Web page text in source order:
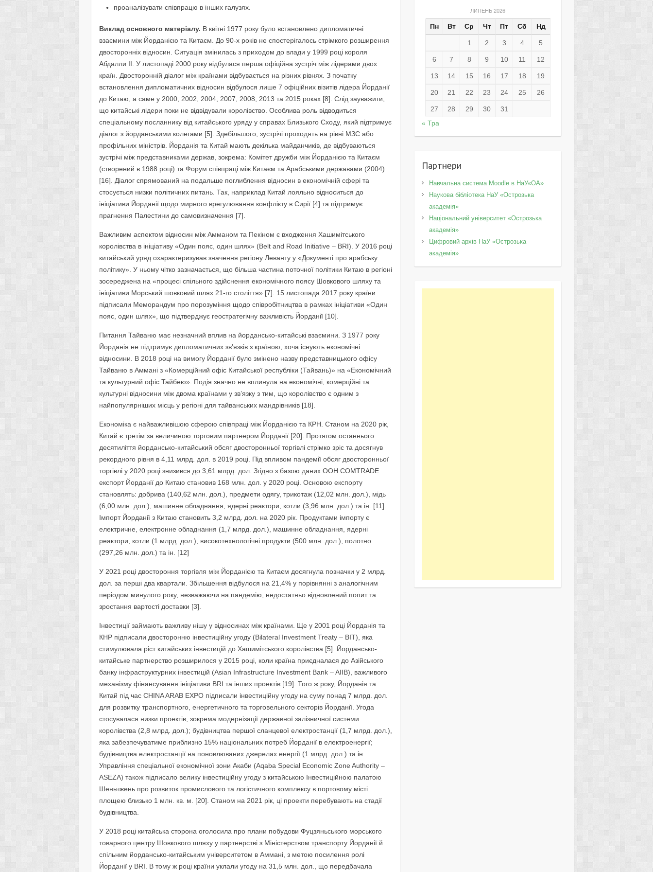
проаналізувати співпрацю в інших галузях.
Виклад основного матеріалу. В квітні 1977 року було встановлено дипломатичні
взаємини між Йорданією та Китаєм. До 90-х років не спостерігалось стрімкого розширення
двосторонніх відносин. Ситуація змінилась з приходом до влади у 1999 році короля
Абдалли II. У листопаді 2000 року відбулася перша офіційна зустріч між лідерами двох
країн. Двосторонній діалог між країнами відбувається на різних рівнях. З початку
встановлення дипломатичних відносин відбулося лише 7 офіційних візитів лідера Йорданії
до Китаю, а саме у 2000, 2002, 2004, 2007, 2008, 2013 та 2015 роках [8]. Слід зауважити,
що китайські лідери поки не відвідували королівство. Особлива роль відводиться
спеціальному посланнику від китайського уряду у справах Близького Сходу, який підтримує
діалог з йорданськими колегами [5]. Здебільшого, зустрічі проходять на рівні МЗС або
профільних міністрів. Йорданія та Китай мають декілька майданчиків, де відбуваються
зустрічі між представниками держав, зокрема: Комітет дружби між Йорданією та Китаєм
(створений в 1988 році) та Форум співпраці між Китаєм та Арабськими державами (2004)
[16]. Діалог спрямований на подальше поглиблення відносин в економічній сфері та
стосується низки політичних питань. Так, наприклад Китай лояльно відноситься до
ініціативи Йорданії щодо мирного врегулювання конфлікту в Сирії [4] та підтримує
прагнення Палестини до самовизначення [7].
Важливим аспектом відносин між Амманом та Пекіном є входження Хашимітського
королівства в ініціативу «Один пояс, один шлях» (Belt and Road Initiative – BRI). У 2016 році
китайський уряд охарактеризував значення регіону Леванту у «Документі про арабську
політику». У ньому чітко зазначається, що більша частина поточної політики Китаю в регіоні
зосереджена на «процесі спільного здійснення економічного поясу Шовкового шляху та
ініціативи Морський шовковий шлях 21-го століття» [7]. 15 листопада 2017 року країни
підписали Меморандум про порозуміння щодо співробітництва в рамках ініціативи «Один
пояс, один шлях», що підтверджує геостратегічну важливість Йорданії [10].
Питання Тайваню має незначний вплив на йордансько-китайські взаємини. З 1977 року
Йорданія не підтримує дипломатичних зв’язків з країною, хоча існують економічні
відносини. В 2018 році на вимогу Йорданії було змінено назву представницького офісу
Тайваню в Аммані з «Комерційний офіс Китайської республіки (Тайвань)» на «Економічний
та культурний офіс Тайбею». Подія значно не вплинула на економічні, комерційні та
культурні відносини між двома країнами у зв’язку з тим, що королівство є одним з
найпопулярніших місць у регіоні для тайванських мандрівників [18].
Економіка є найважливішою сферою співпраці між Йорданією та КРН. Станом на 2020 рік,
Китай є третім за величиною торговим партнером Йорданії [20]. Протягом останнього
десятиліття йордансько-китайський обсяг двосторонньої торгівлі стрімко зріс та досягнув
рекордного рівня в 4,11 млрд. дол. в 2019 році. Під впливом пандемії обсяг двосторонньої
торгівлі у 2020 році знизився до 3,61 млрд. дол. Згідно з базою даних ООН COMTRADE
експорт Йорданії до Китаю становив 168 млн. дол. у 2020 році. Основою експорту
становлять: добрива (140,62 млн. дол.), предмети одягу, трикотаж (12,02 млн. дол.), мідь
(6,00 млн. дол.), машинне обладнання, ядерні реактори, котли (3,96 млн. дол.) та ін. [11].
Імпорт Йорданії з Китаю становить 3,2 млрд. дол. на 2020 рік. Продуктами імпорту є
електричне, електронне обладнання (1,7 млрд. дол.), машинне обладнання, ядерні
реактори, котли (1 млрд. дол.), високотехнологічні продукти (500 млн. дол.), полотно
(297,26 млн. дол.) та ін. [12]
У 2021 році двостороння торгівля між Йорданією та Китаєм досягнула позначки у 2 млрд.
дол. за перші два квартали. Збільшення відбулося на 21,4% у порівнянні з аналогічним
періодом минулого року, незважаючи на пандемію, недостатньо відновлений попит та
зростання вартості доставки [3].
Інвестиції займають важливу нішу у відносинах між країнами. Ще у 2001 році Йорданія та
КНР підписали двосторонню інвестиційну угоду (Bilateral Investment Treaty – BIT), яка
стимулювала ріст китайських інвестицій до Хашимітського королівства [5]. Йордансько-
китайське партнерство розширилося у 2015 році, коли країна приєдналася до Азійського
банку інфраструктурних інвестицій (Asian Infrastructure Investment Bank – AIIB), важливого
механізму фінансування ініціативи BRI та інших проектів [19]. Того ж року, Йорданія та
Китай під час CHINA ARAB EXPO підписали інвестиційну угоду на суму понад 7 млрд. дол.
для розвитку транспортного, енергетичного та торговельного секторів Йорданії. Угода
стосувалася низки проектів, зокрема модернізації державної залізничної системи
королівства (2,8 млрд. дол.); будівництва першої сланцевої електростанції (1,7 млрд. дол.),
яка забезпечуватиме приблизно 15% національних потреб Йорданії в електроенергії;
будівництва електростанції на поновлюваних джерелах енергії (1 млрд. дол.) та ін.
Управління спеціальної економічної зони Акаби (Aqaba Special Economic Zone Authority –
ASEZA) також підписало велику інвестиційну угоду з китайською Інвестиційною палатою
Шеньчжень про розвиток промислового та логістичного комплексу в портовому місті
площею близько 1 млн. кв. м. [20]. Станом на 2021 рік, ці проекти перебувають на стадії
будівництва.
У 2018 році китайська сторона оголосила про плани побудови Фуцзяньського морського
товарного центру Шовкового шляху у партнерстві з Міністерством транспорту Йорданії й
спільним йордансько-китайським університетом в Аммані, з метою посилення ролі
Йорданії у BRI. В тому ж році країни уклали угоду на 31,5 млн. дол., що передбачала
ЛИПЕНЬ 2026
Пн Вт Ср Чт Пт Сб Нд
1 2 3 4 5
6 7 8 9 10 11 12
13 14 15 16 17 18 19
20 21 22 23 24 25 26
27 28 29 30
31
« Тра
Партнери
Навчальна система Moodle в НаУ«ОА»
Наукова бібліотека НаУ «Острозька
академія»
Національний університет «Острозька
академія»
Цифровий архів НаУ «Острозька
академія»